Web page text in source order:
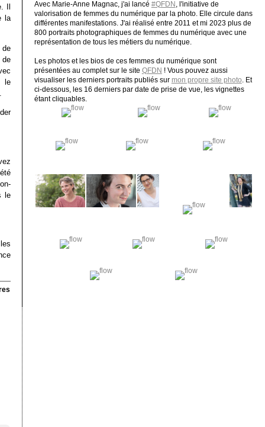
Il
la
de
de
le
le
Avec Marie-Anne Magnac, j'ai lancé #QFDN , l'initiative de
valorisation de femmes du numérique par la photo. Elle circule dans
différentes manifestations. J'ai réalisé entre 2011 et mi 2023 plus de
800 portraits photographiques de femmes du numérique avec une
représentation de tous les métiers du numérique.
Les photos et les bios de ces femmes du numérique sont
présentées au complet sur le site QFDN ! Vous pouvez aussi
visualiser les derniers portraits publiés sur mon propre site photo. Et
ci-dessous, les 16 derniers par date de prise de vue, les vignettes
étant cliquables.